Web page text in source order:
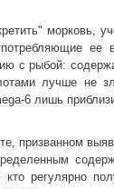
морковь,
с рыбой:
лучше не
6 лишь
призванном
регулярно